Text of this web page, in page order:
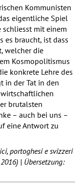
Kommunisten
eigentliche Spiel
mit einem
es braucht, ist dass
welcher die
Kosmopolitismus
konkrete Lehre des
in der Tat in den
brutalsten
– auch bei uns –
eine Antwort zu
portoghesi e svizzeri
| Übersetzung: